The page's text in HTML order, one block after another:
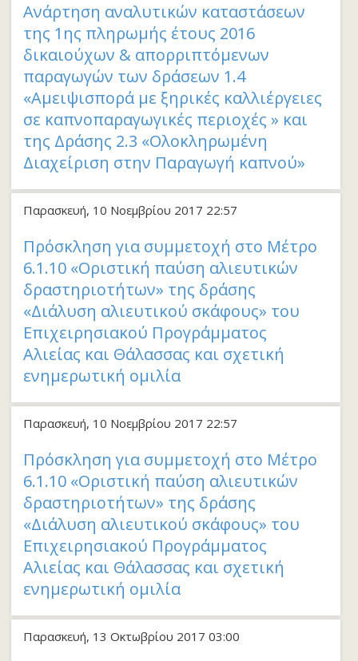
Aνάρτηση αναλυτικών καταστάσεων
της 1ης πληρωμής έτους 2016
δικαιούχων & απορριπτόμενων
παραγωγών των δράσεων 1.4
«Αμειψισπορά με ξηρικές καλλιέργειες
σε καπνοπαραγωγικές περιοχές » και
της Δράσης 2.3 «Ολοκληρωμένη
Διαχείριση στην Παραγωγή καπνού»
Παρασκευή, 10 Νοεμβρίου 2017 22:57
Πρόσκληση για συμμετοχή στο Μέτρο
6.1.10 «Οριστική παύση αλιευτικών
δραστηριοτήτων» της δράσης
«Διάλυση αλιευτικού σκάφους» του
Επιχειρησιακού Προγράμματος
Αλιείας και Θάλασσας και σχετική
ενημερωτική ομιλία
Παρασκευή, 10 Νοεμβρίου 2017 22:57
Πρόσκληση για συμμετοχή στο Μέτρο
6.1.10 «Οριστική παύση αλιευτικών
δραστηριοτήτων» της δράσης
«Διάλυση αλιευτικού σκάφους» του
Επιχειρησιακού Προγράμματος
Αλιείας και Θάλασσας και σχετική
ενημερωτική ομιλία
Παρασκευή, 13 Οκτωβρίου 2017 03:00